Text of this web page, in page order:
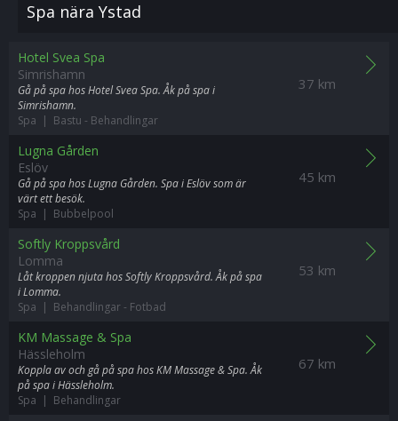
Spa nära Ystad
37 km
Hotel Svea Spa
Simrishamn
Gå på spa hos Hotel Svea Spa. Åk på spa i
Simrishamn.
Spa | Bastu - Behandlingar
45 km
Lugna Gården
Eslöv
Gå på spa hos Lugna Gården. Spa i Eslöv som är
värt ett besök.
Spa | Bubbelpool
53 km
Softly Kroppsvård
Lomma
Låt kroppen njuta hos Softly Kroppsvård. Åk på spa
i Lomma.
Spa | Behandlingar- Fotbad
67 km
KM Massage & Spa
Hässleholm
Koppla av och gå på spa hos KM Massage & Spa. Åk
på spa i Hässleholm.
Spa | Behandlingar